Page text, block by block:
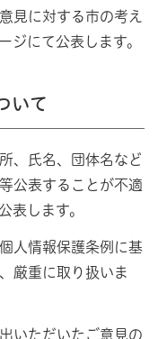
見に対する市の考え
ジにて公表します。
いて
氏名、団体名など
公表することが不適
表します。
情報保護条例に基
厳重に取り扱いま
ただいたご意見の